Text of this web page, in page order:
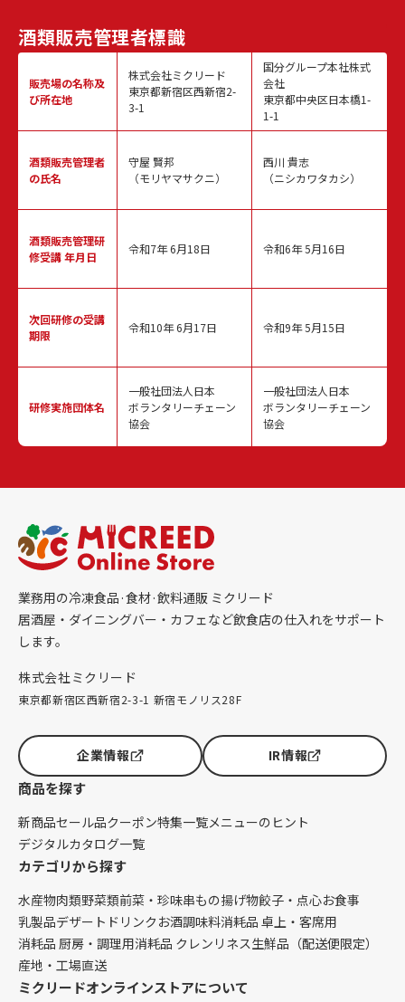
酒類販売管理者標識
販売場の名称及
び所在地
酒類販売管理者
の氏名
酒類販売管理研
修受講 年月日
次回研修の受講
期限
研修実施団体名
株式会社ミクリード
東京都新宿区西新宿2-
3-1
守屋 賢邦
（モリヤマサクニ）
令和7年 6月18日
令和10年 6月17日
一般社団法人日本
ボランタリーチェーン
協会
国分グループ本社株式
会社
東京都中央区日本橋1-
1-1
西川 貴志
（ニシカワタカシ）
令和6年 5月16日
令和9年 5月15日
一般社団法人日本
ボランタリーチェーン
協会
業務用の冷凍食品·食材·飲料通販 ミクリード
居酒屋・ダイニングバー・カフェなど飲食店の仕入れをサポート
します。
株式会社ミクリード
東京都新宿区西新宿2-3-1 新宿モノリス28F
企業情報 IR情報
商品を探す
新商品セール品クーポン特集一覧メニューのヒント
デジタルカタログ一覧
カテゴリから探す
水産物肉類野菜類前菜・珍味串もの揚げ物餃子・点心お食事
乳製品デザート ドリンク お酒調味料消耗品 卓上・客席用
消耗品 厨房・調理用消耗品 クレンリネス生鮮品（配送便限定）
産地・工場直送
ミクリードオンラインストアについて